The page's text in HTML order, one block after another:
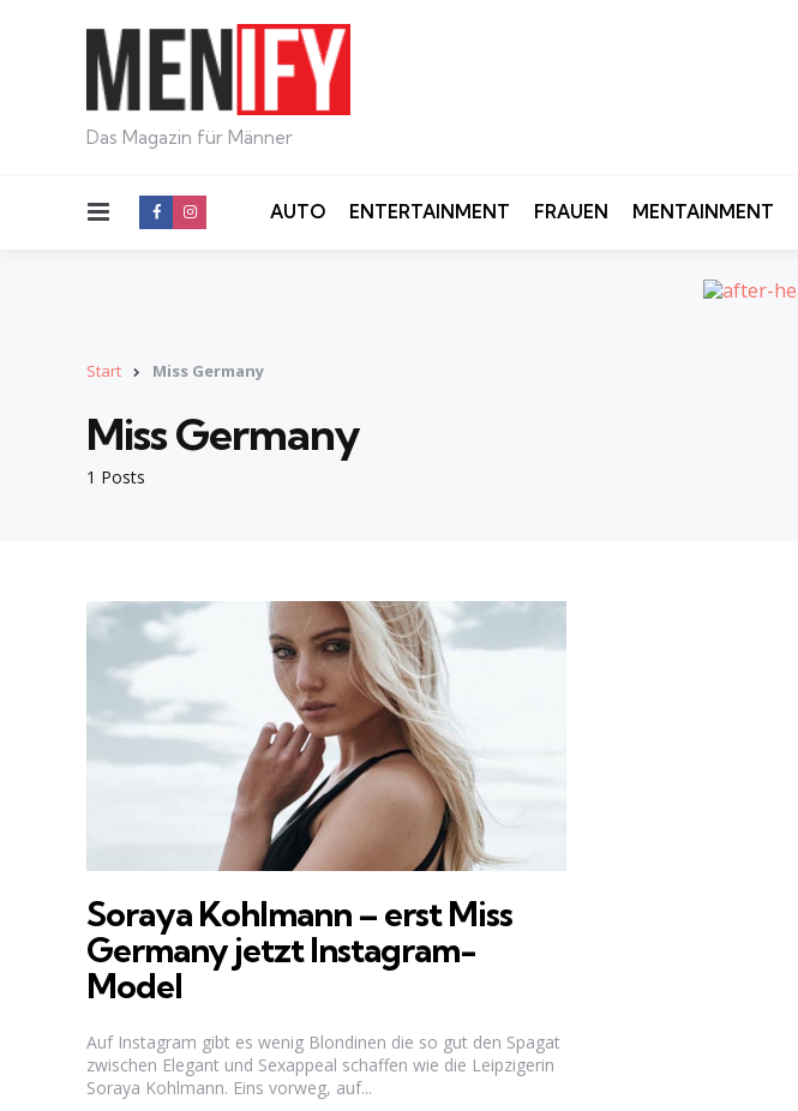
Das Magazin für Männer
Menu AUTO ENTERTAINMENT FRAUEN MENTAINMENT
Start Miss Germany
1 Posts
Miss Germany
Soraya Kohlmann – erst Miss
Germany jetzt Instagram-
Model
Auf Instagram gibt es wenig Blondinen die so gut den Spagat
zwischen Elegant und Sexappeal schaffen wie die Leipzigerin
Soraya Kohlmann. Eins vorweg, auf...